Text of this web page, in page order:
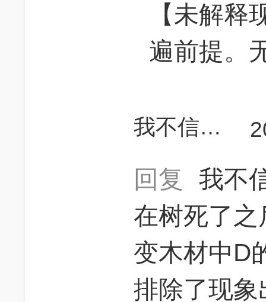
【未解
遍前提。
我不信我上不了700
回复
我不
在树死了
变木材中D
排除了现